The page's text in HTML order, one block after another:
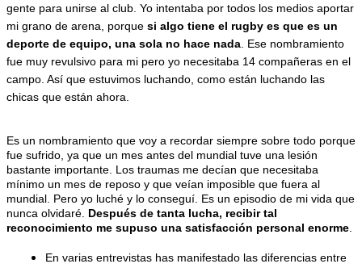
gente para unirse al club. Yo intentaba por todos los medios aportar
mi grano de arena, porque si algo tiene el rugby es que es un
deporte de equipo, una sola no hace nada . Ese nombramiento
fue muy revulsivo para mi pero yo necesitaba 14 compañeras en el
campo. Así que estuvimos luchando, como están luchando las
chicas que están ahora.
Es un nombramiento que voy a recordar siempre sobre todo porque
fue sufrido, ya que un mes antes del mundial tuve una lesión
bastante importante. Los traumas me decían que necesitaba
mínimo un mes de reposo y que veían imposible que fuera al
mundial. Pero yo luché y lo conseguí. Es un episodio de mi vida que
nunca olvidaré. Después de tanta lucha, recibir tal
reconocimiento me supuso una satisfacción personal enorme
En varias entrevistas has manifestado las diferencias entre